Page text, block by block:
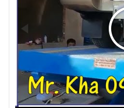
Chia sẻ
container
ỨNG